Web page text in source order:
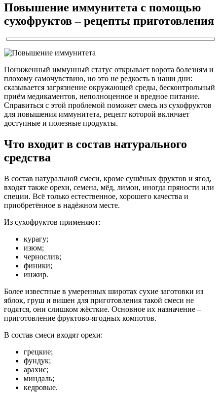
Повышение иммунитета с помощью
сухофруктов – рецепты приготовления
Пониженный иммунный статус открывает ворота болезням и
плохому самочувствию, но это не редкость в наши дни:
сказывается загрязнение окружающей среды, бесконтрольный
приём медикаментов, неполноценное и вредное питание.
Справиться с этой проблемой поможет смесь из сухофруктов
для повышения иммунитета, рецепт которой включает
доступные и полезные продукты.
Что входит в состав натурального
средства
В состав натуральной смеси, кроме сушёных фруктов и ягод,
входят также орехи, семена, мёд, лимон, иногда пряности или
специи. Всё только естественное, хорошего качества и
приобретённое в надёжном месте.
Из сухофруктов применяют:
курагу;
изюм;
чернослив;
финики;
инжир.
Более известные в умеренных широтах сухие заготовки из
яблок, груш и вишен для приготовления такой смеси не
годятся, они слишком жёсткие. Основное их назначение –
приготовление фруктово-ягодных компотов.
В состав смеси входят орехи:
грецкие;
фундук;
арахис;
миндаль;
кедровые.